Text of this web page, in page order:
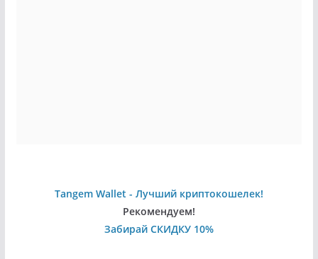
Tangem Wallet - Лучший криптокошелек!
Рекомендуем!
Забирай СКИДКУ 10%